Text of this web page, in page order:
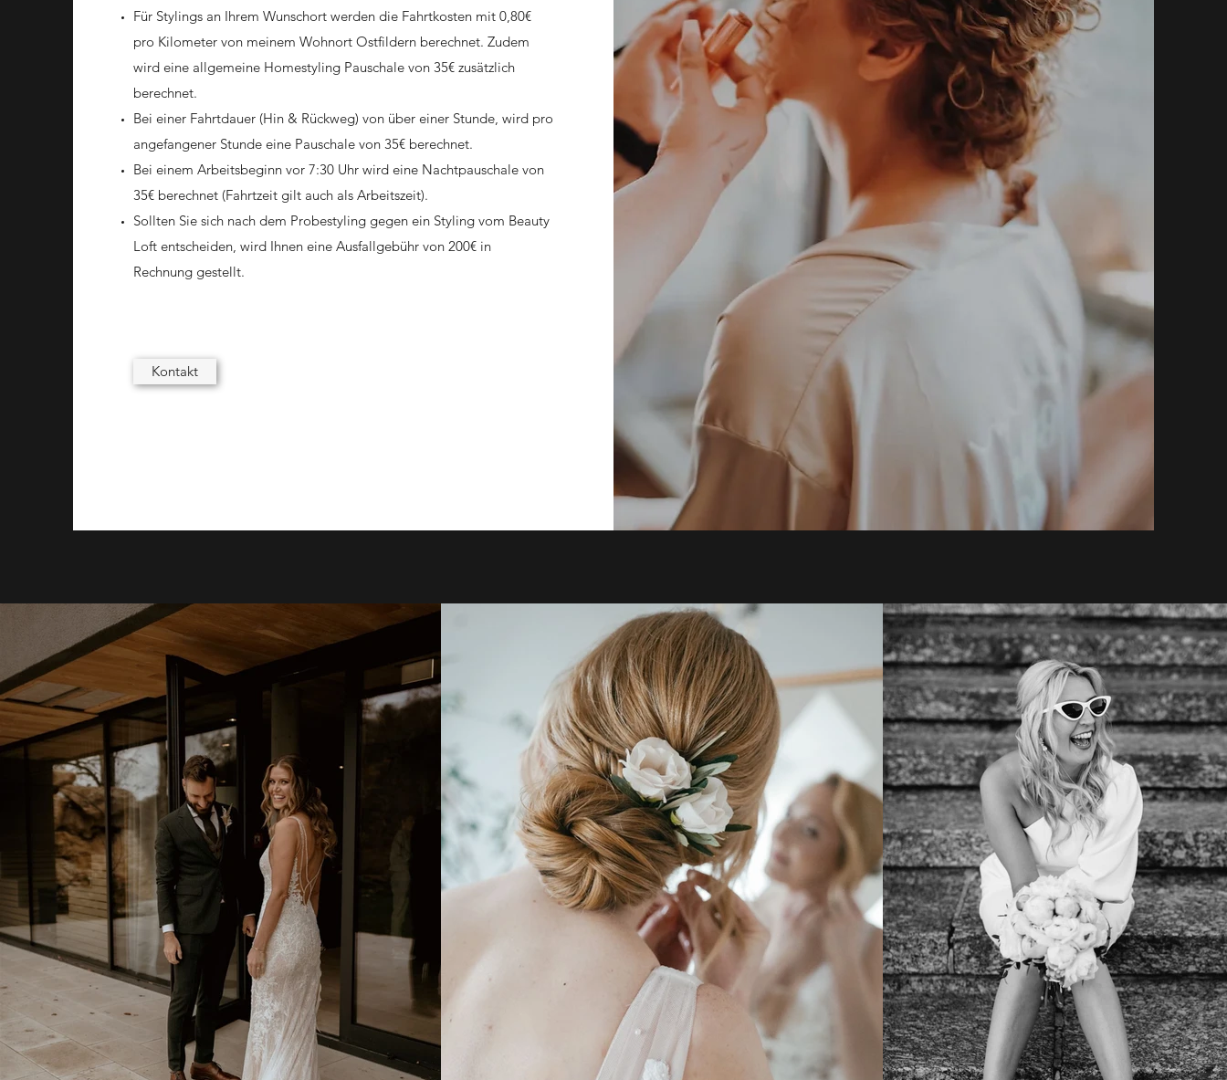
Für Stylings an Ihrem Wunschort werden die Fahrtkosten mit 0,80€
pro Kilometer von meinem Wohnort Ostfildern berechnet. Zudem
wird eine allgemeine Homestyling Pauschale von 35€ zusätzlich
berechnet.
Bei einer Fahrtdauer (Hin & Rückweg) von über einer Stunde, wird pro
angefangener Stunde eine Pauschale von 35€ berechnet.
Bei einem Arbeitsbeginn vor 7:30 Uhr wird eine Nachtpauschale von
35€ berechnet (Fahrtzeit gilt auch als Arbeitszeit).
Sollten Sie sich nach dem Probestyling gegen ein Styling vom Beauty
Loft entscheiden, wird Ihnen eine Ausfallgebühr von 200€ in
Rechnung gestellt.
Kontakt